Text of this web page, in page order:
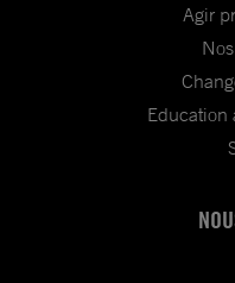
Agir
Education